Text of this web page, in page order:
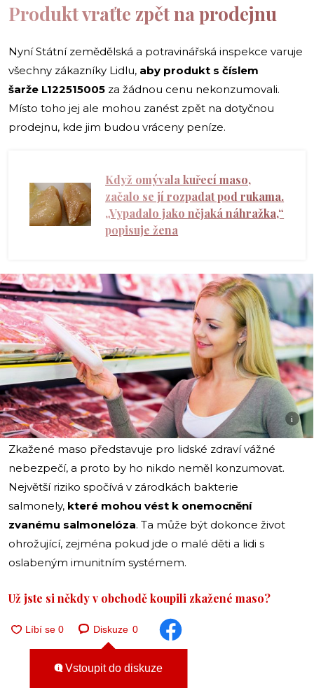
Produkt vraťte zpět na prodejnu
Nyní Státní zemědělská a potravinářská inspekce varuje
všechny zákazníky Lidlu, aby produkt s číslem
šarže L122515005 za žádnou cenu nekonzumovali.
Místo toho jej ale mohou zanést zpět na dotyčnou
prodejnu, kde jim budou vráceny peníze.
Když omývala kuřecí maso,
začalo se jí rozpadat pod rukama.
„Vypadalo jako nějaká náhražka,“
popisuje žena
i
Zkažené maso představuje pro lidské zdraví vážné
nebezpečí, a proto by ho nikdo neměl konzumovat.
Největší riziko spočívá v zárodkách bakterie
salmonely, které mohou vést k onemocnění
zvanému salmonelóza. Ta může být dokonce život
ohrožující, zejména pokud jde o malé děti a lidi s
oslabeným imunitním systémem.
Už jste si někdy v obchodě koupili zkažené maso?
Diskuze 0
Vstoupit do diskuze